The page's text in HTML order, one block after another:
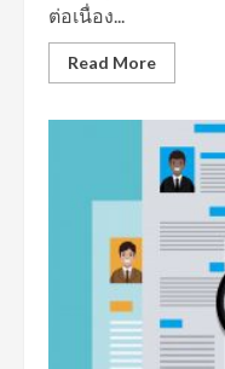
ต่อเนื่อง...
Read More